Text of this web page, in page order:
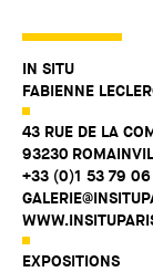
IN SITU
FABIENNE
43 RUE DE LA
93230
+33 (0)1 53 79 06
EXPOSITIONS